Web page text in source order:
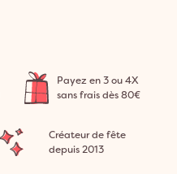
Payez en 3 ou 4X
sans frais dès 80€
Créateur de fête
depuis 2013